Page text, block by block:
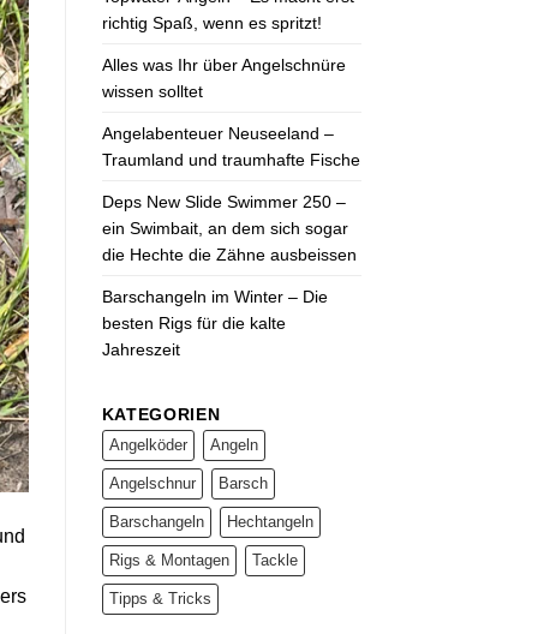
richtig Spaß, wenn es spritzt!
Alles was Ihr über Angelschnüre
wissen solltet
Angelabenteuer Neuseeland –
Traumland und traumhafte Fische
Deps New Slide Swimmer 250 –
ein Swimbait, an dem sich sogar
die Hechte die Zähne ausbeissen
Barschangeln im Winter – Die
besten Rigs für die kalte
Jahreszeit
KATEGORIEN
Angelköder Angeln
Angelschnur Barsch
Barschangeln Hechtangeln
Rigs & Montagen Tackle
Tipps & Tricks